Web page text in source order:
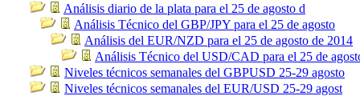
Análisis diario de la plata para el 25 de agosto d
Análisis Técnico del GBP/JPY para el 25 de agosto
Análisis del EUR/NZD para el 25 de agosto de 2014
Análisis Técnico del USD/CAD para el 25 de
Niveles técnicos semanales del GBPUSD 25-29 agosto
Niveles técnicos semanales del EUR/USD 25-29 agost